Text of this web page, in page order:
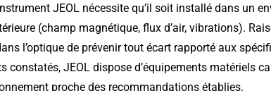
JEOL nécessite qu’il soit installé dans un
(champ magnétique, flux d’air, vibrations).
l’optique de prévenir tout écart rapporté aux
constatés, JEOL dispose d’équipements matériels
proche des recommandations établies.